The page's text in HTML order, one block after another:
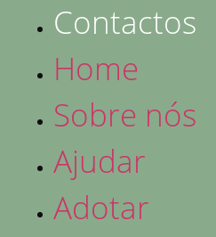
Contactos
Home
Sobre nós
Ajudar
Adotar